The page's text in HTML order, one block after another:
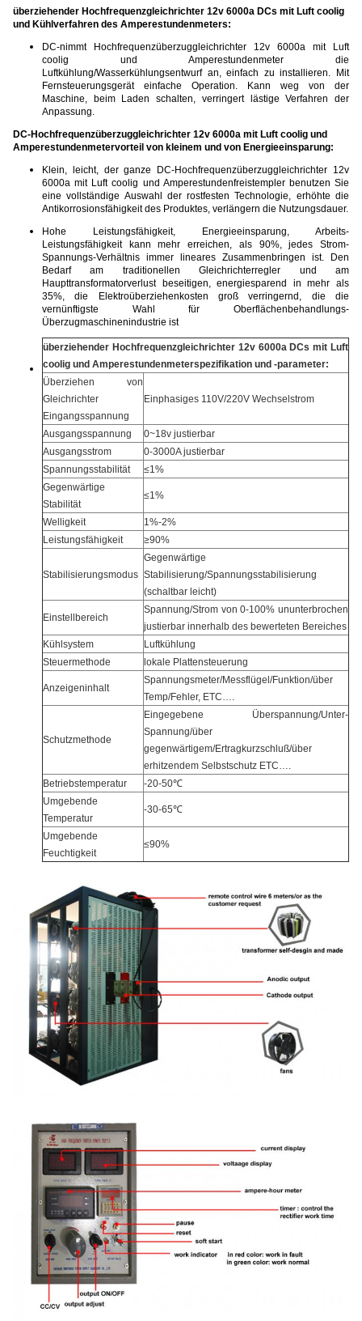
überziehender Hochfrequenzgleichrichter 12v 6000a DCs mit Luft coolig
und Kühlverfahren des Amperestundenmeters:
DC-nimmt Hochfrequenzüberzuggleichrichter 12v 6000a mit Luft
coolig und Amperestundenmeter die
Luftkühlung/Wasserkühlungsentwurf an, einfach zu installieren. Mit
Fernsteuerungsgerät einfache Operation. Kann weg von der
Maschine, beim Laden schalten, verringert lästige Verfahren der
Anpassung.
DC-Hochfrequenzüberzuggleichrichter 12v 6000a mit Luft coolig und
Amperestundenmetervorteil von kleinem und von Energieeinsparung:
Klein, leicht, der ganze DC-Hochfrequenzüberzuggleichrichter 12v
6000a mit Luft coolig und Amperestundenfreistempler benutzen Sie
eine vollständige Auswahl der rostfesten Technologie, erhöhte die
Antikorrosionsfähigkeit des Produktes, verlängern die Nutzungsdauer.
Hohe Leistungsfähigkeit, Energieeinsparung, Arbeits-
Leistungsfähigkeit kann mehr erreichen, als 90%, jedes Strom-
Spannungs-Verhältnis immer lineares Zusammenbringen ist. Den
Bedarf am traditionellen Gleichrichterregler und am
Haupttransformatorverlust beseitigen, energiesparend in mehr als
35%, die Elektroüberziehenkosten groß verringernd, die die
vernünftigste Wahl für Oberflächenbehandlungs-
Überzugmaschinenindustrie ist
überziehender Hochfrequenzgleichrichter 12v 6000a DCs mit Luft
coolig und Amperestundenmeterspezifikation und -parameter:
Überziehen von
Gleichrichter
Eingangsspannung
Einphasiges 110V/220V Wechselstrom
Ausgangsspannung
0~18v justierbar
Ausgangsstrom
0-3000A justierbar
Spannungsstabilität
≤1%
Gegenwärtige
Stabilität
≤1%
Welligkeit
1%-2%
Leistungsfähigkeit
≥90%
Stabilisierungsmodus
Gegenwärtige
Stabilisierung/Spannungsstabilisierung
(schaltbar leicht)
Einstellbereich
Spannung/Strom von 0-100% ununterbrochen
justierbar innerhalb des bewerteten Bereiches
Kühlsystem
Luftkühlung
Steuermethode
lokale Plattensteuerung
Anzeigeninhalt
Spannungsmeter/Messflügel/Funktion/über
Temp/Fehler, ETC….
Schutzmethode
Eingegebene Überspannung/Unter-
Spannung/über
gegenwärtigem/Ertragkurzschluß/über
erhitzendem Selbstschutz ETC….
Betriebstemperatur
-20-50℃
Umgebende
Temperatur
-30-65℃
Umgebende
Feuchtigkeit
≤90%